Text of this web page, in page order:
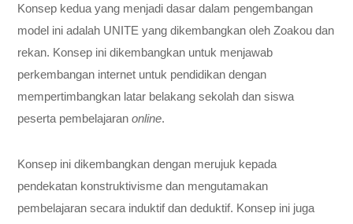
Konsep kedua yang menjadi dasar dalam pengembangan
model ini adalah UNITE yang dikembangkan oleh Zoakou dan
rekan. Konsep ini dikembangkan untuk menjawab
perkembangan internet untuk pendidikan dengan
mempertimbangkan latar belakang sekolah dan siswa
peserta pembelajaranonline.
Konsep ini dikembangkan dengan merujuk kepada
pendekatan konstruktivisme dan mengutamakan
pembelajaran secara induktif dan deduktif. Konsep ini juga